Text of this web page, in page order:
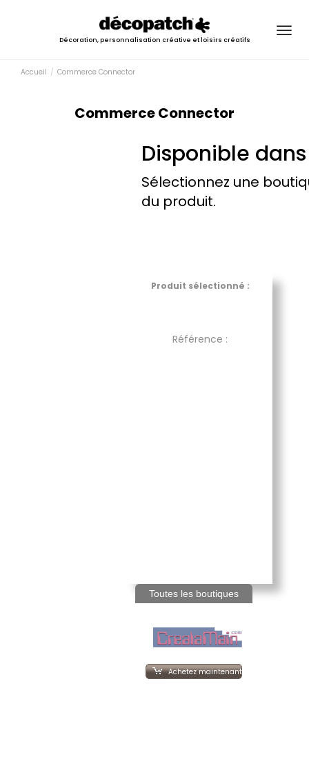
Décoration, personnalisation créative et loisirs créatifs
Accueil Commerce Connector
Commerce Connector
Disponible
Sélectionnez une
du produit.
Produit sélectionné :
Référence :
Toutes les boutiques
Achetez maintenant